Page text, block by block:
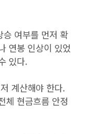
승 여부를 먼저 확
연봉 인상이 있었
있다.
계산해야 한다.
체 현금흐름 안정